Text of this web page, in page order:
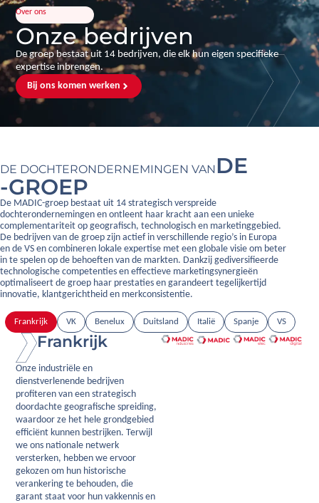
Over ons
Onze bedrijven
De groep bestaat uit 14 bedrijven, die elk hun eigen specifieke
expertise inbrengen.
Bij ons komen werken
DE DOCHTERONDERNEMINGEN VANDE
-GROEP
De MADIC-groep bestaat uit 14 strategisch verspreide
dochterondernemingen en ontleent haar kracht aan een unieke
complementariteit op geografisch, technologisch en marketinggebied.
De bedrijven van de groep zijn actief in verschillende regio’s in Europa
en de VS en combineren lokale expertise met een globale visie om beter
in te spelen op de behoeften van de markten. Dankzij gediversifieerde
technologische competenties en effectieve marketingsynergieën
optimaliseert de groep haar prestaties en garandeert tegelijkertijd
innovatie, klantgerichtheid en merkconsistentie.
Frankrijk VK Benelux Duitsland Italië Spanje VS
Frankrijk
Onze industriële en
dienstverlenende bedrijven
profiteren van een strategisch
doordachte geografische spreiding,
waardoor ze het hele grondgebied
efficiënt kunnen bestrijken. Terwijl
we ons nationale netwerk
versterken, hebben we ervoor
gekozen om hun historische
verankering te behouden, die
garant staat voor hun vakkennis en